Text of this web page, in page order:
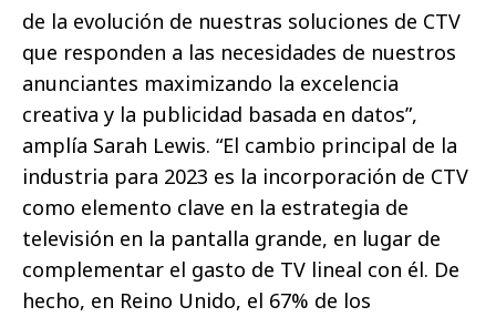
de la evolución de nuestras soluciones de CTV
que responden a las necesidades de nuestros
anunciantes maximizando la excelencia
creativa y la publicidad basada en datos”,
amplía Sarah Lewis. “El cambio principal de la
industria para 2023 es la incorporación de CTV
como elemento clave en la estrategia de
televisión en la pantalla grande, en lugar de
complementar el gasto de TV lineal con él. De
hecho, en Reino Unido, el 67% de los